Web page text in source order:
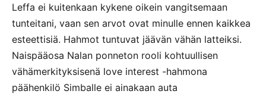
Leffa ei kuitenkaan kykene oikein vangitsemaan
tunteitani, vaan sen arvot ovat minulle ennen kaikkea
esteettisiä. Hahmot tuntuvat jäävän vähän latteiksi.
Naispääosa Nalan ponneton rooli kohtuullisen
vähämerkityksisenä love interest -hahmona
päähenkilö Simballe ei ainakaan auta